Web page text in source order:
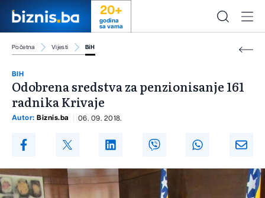
20+
godina
sa vama
Početna Vijesti BiH
BIH
Odobrena sredstva za penzionisanje 161
radnika Krivaje
Autor: Biznis.ba 06. 09. 2018.